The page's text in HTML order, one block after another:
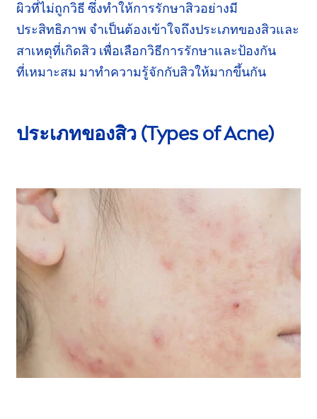
ผิวที่ไม่ถูกวิธี ซึ่งทำให้การรักษาสิวอย่างมี
ประสิทธิภาพ จำเป็นต้องเข้าใจถึงประเภทของสิวและ
สาเหตุที่เกิดสิว เพื่อเลือกวิธีการรักษาและป้องกัน
ที่เหมาะสม มาทำความรู้จักกับสิวให้มากขึ้นกัน
ประเภทของสิว (Types of Acne)